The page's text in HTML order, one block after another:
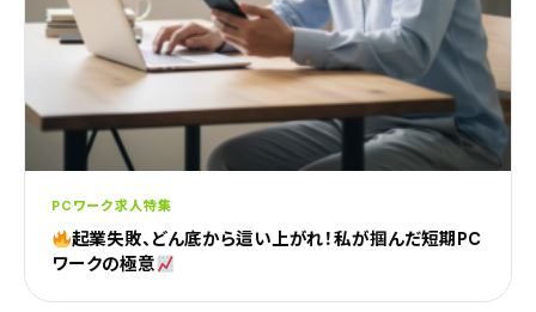
PCワーク求人特集
起業失敗、どん底から這い上がれ！私が掴んだ短期PC
ワークの極意